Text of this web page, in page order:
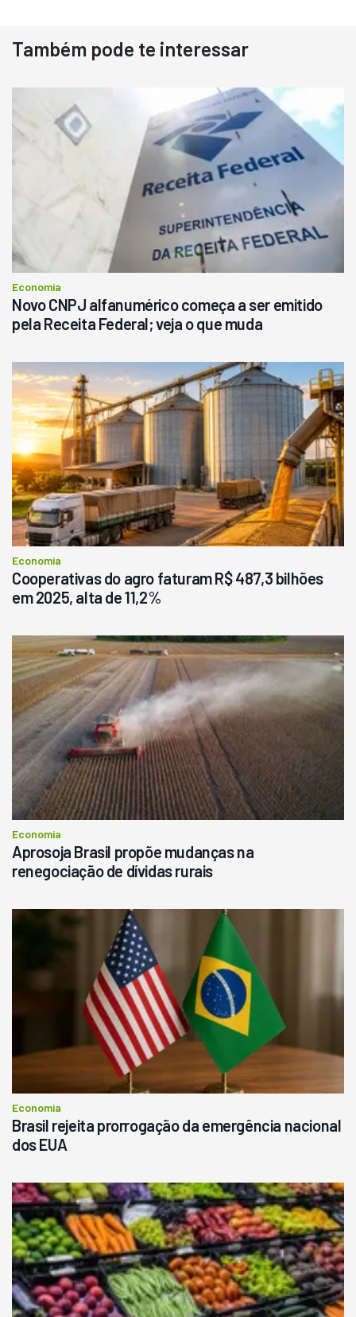
Destaque
Usado
Pá Carregadeira Cat 966
Ano 1987
Londrina
R$ 145.000
Consultar
Também pode te interessar
Economia
Novo CNPJ alfanumérico começa a ser emitido
pela Receita Federal; veja o que muda
Economia
Cooperativas do agro faturam R$ 487,3 bilhões
em 2025, alta de 11,2%
Economia
Aprosoja Brasil propõe mudanças na
renegociação de dívidas rurais
Economia
Brasil rejeita prorrogação da emergência nacional
dos EUA